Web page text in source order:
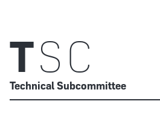
TSC
Technical Subcommittee